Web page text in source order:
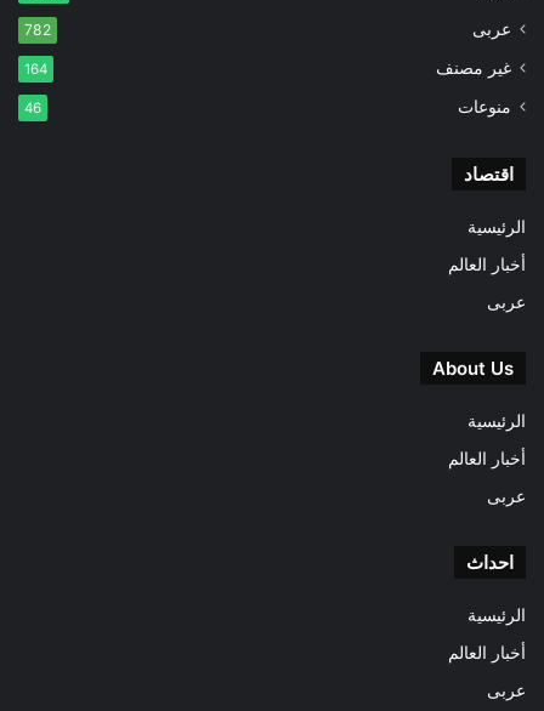
عربى 782
غير مصنف 164
منوعات 46
اقتصاد
الرئيسية
أخبار العالم
عربى
About Us
الرئيسية
أخبار العالم
عربى
احداث
الرئيسية
أخبار العالم
عربى